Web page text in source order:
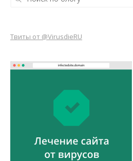
Твиты от @VirusdieRU